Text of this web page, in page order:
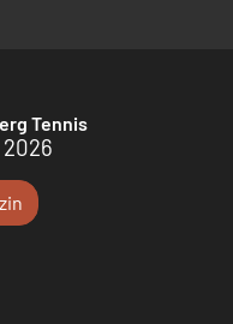
Tennis